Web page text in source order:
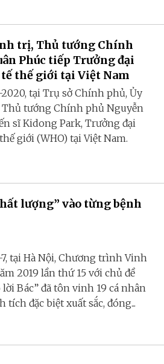
trị, Thủ tướng Chính
Phúc tiếp Trưởng đại
thế giới tại Việt Nam
2020, tại Trụ sở Chính phủ, Ủy
tướng Chính phủ Nguyễn
sĩ Kidong Park, Trưởng đại
giới (WHO) tại Việt Nam.
lượng” vào từng bệnh
tại Hà Nội, Chương trình Vinh
2019 lần thứ 15 với chủ đề
Bác” đã tôn vinh 19 cá nhân
tích đặc biệt xuất sắc, đóng...